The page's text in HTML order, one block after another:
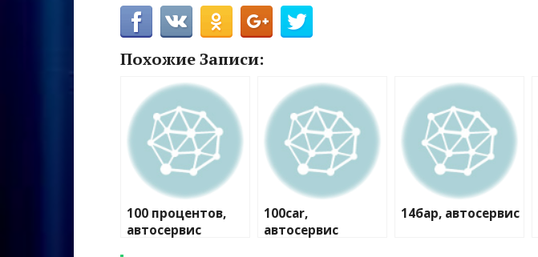
Похожие Записи:
100 процентов,
автосервис
100car,
автосервис
14бар, автосервис